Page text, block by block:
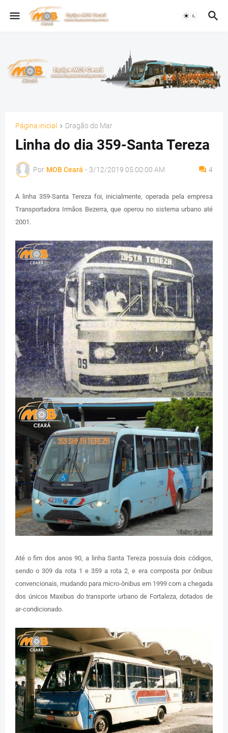
Página inicial Dragão do Mar
Linha do dia 359-Santa Tereza
Por MOB Ceará - 3/12/2019 05:00:00 AM 4
A linha 359-Santa Tereza foi, inicialmente, operada pela empresa
Transportadora Irmãos Bezerra, que operou no sistema urbano até
2001.
Até o fim dos anos 90, a linha Santa Tereza possuía dois códigos,
sendo o 309 da rota 1 e 359 a rota 2, e era composta por ônibus
convencionais, mudando para micro-ônibus em 1999 com a chegada
dos únicos Maxibus do transporte urbano de Fortaleza, dotados de
ar-condicionado.